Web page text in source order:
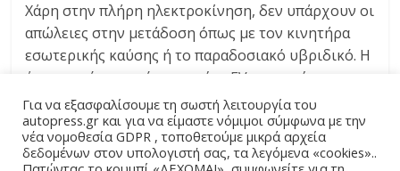
Χάρη στην πλήρη ηλεκτροκίνηση, δεν υπάρχουν οι
απώλειες στην μετάδοση όπως με τον κινητήρα
εσωτερικής καύσης ή το παραδοσιακό υβριδικό. Η
άμεση απόκριση, όπως σε ένα EV, προσφέρει την
συναρπαστική αίσθηση της υψηλής ροπής, καθώς
και καλύτερου επιπέδου επιτάχυνση σε
διαφορετικές ταχύτητες, κάνοντας την
προσπέραση ευκολότερη και με περισσότερη
Για να εξασφαλίσουμε τη σωστή λειτουργία του
autopress.gr και για να είμαστε νόμιμοι σύμφωνα με την
νέα νομοθεσία GDPR , τοποθετούμε μικρά αρχεία
δεδομένων στον υπολογιστή σας, τα λεγόμενα «cookies»..